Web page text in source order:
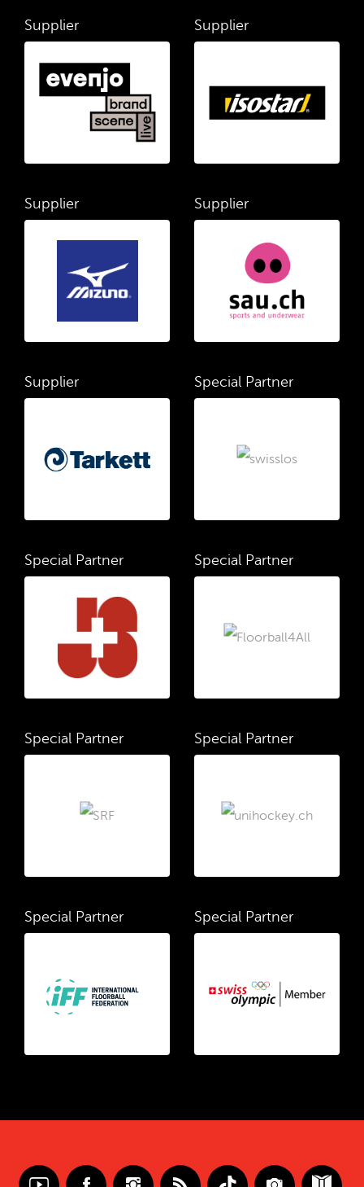
Supplier Supplier
Supplier Supplier
Supplier Special Partner
Special Partner Special Partner
Special Partner Special Partner
Special Partner Special Partner